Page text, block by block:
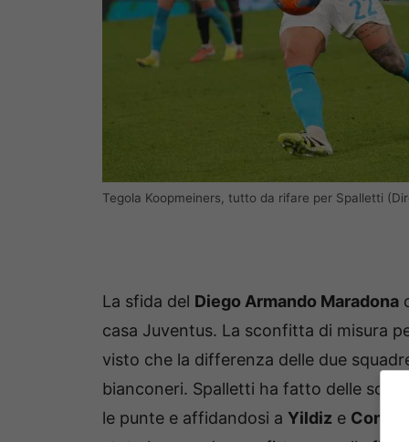
Tegola Koopmeiners, tutto da rifare per Spalletti
La sfida del Diego Armando Maradona
casa Juventus. La sconfitta di misura
visto che la differenza delle due
bianconeri. Spalletti ha fatto delle
le punte e affidandosi a Yildiz e